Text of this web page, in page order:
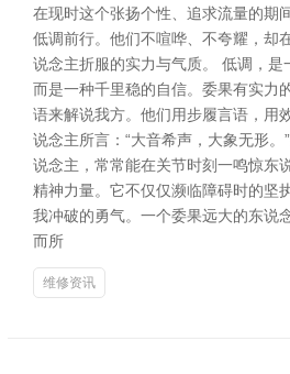
在现时这个张扬个性、追求流量的期
低调前行。他们不喧哗、不夸耀，却
说念主折服的实力与气质。 低调，是
而是一种千里稳的自信。委果有实力
语来解说我方。他们用步履言语，用
说念主所言：“大音希声，大象无形
说念主，常常能在关节时刻一鸣惊东
精神力量。它不仅仅濒临障碍时的坚
我冲破的勇气。一个委果远大的东说
而所
维修资讯